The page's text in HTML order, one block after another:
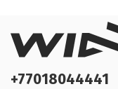
+77018044441